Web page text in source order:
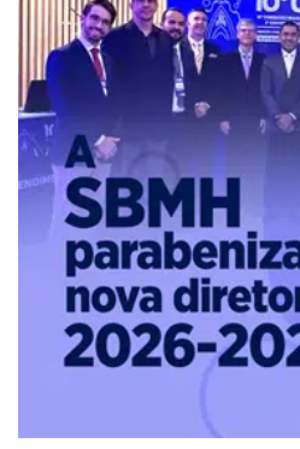
Diabetes,
Fitness,
Health,
Relationships